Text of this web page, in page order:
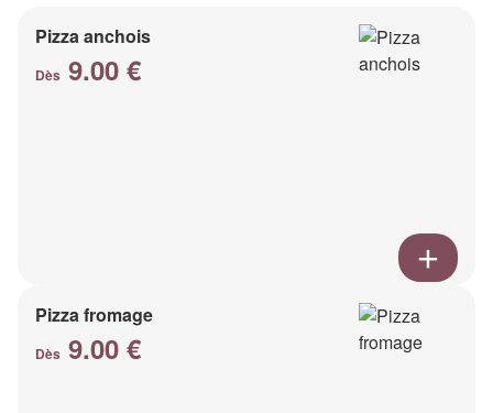
Pizza anchois
Dès 9.00 €
Pizza fromage
Dès 9.00 €